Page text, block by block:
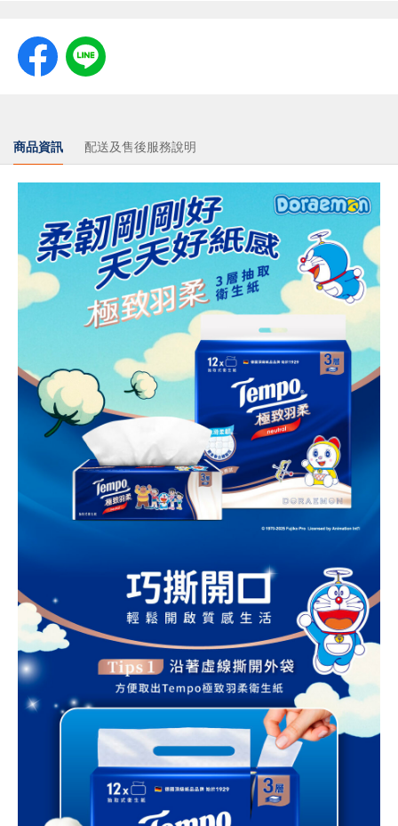
商品資訊 配送及售後服務說明